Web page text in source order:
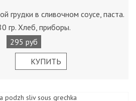
грудки в сливочном соусе, паста.
гр. Хлеб, приборы.
295 руб